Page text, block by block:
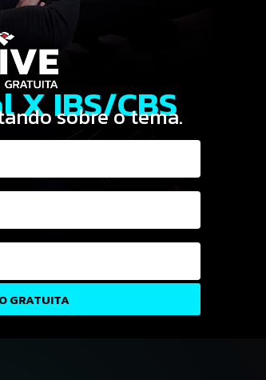
X IBS/CBS
sobre o tema.
GRATUITA